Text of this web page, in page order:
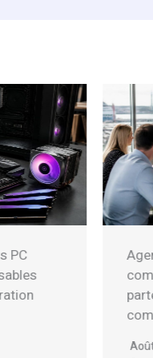
web à Calais :
choisir son
en